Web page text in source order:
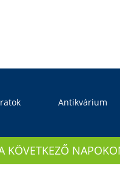
Antikvárium
KÖVETKEZŐ